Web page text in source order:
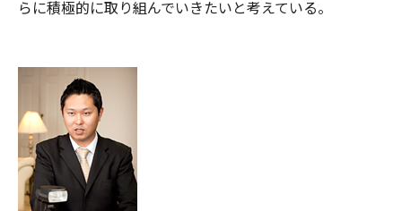
らに積極的に取り組んでいきたいと考えている。